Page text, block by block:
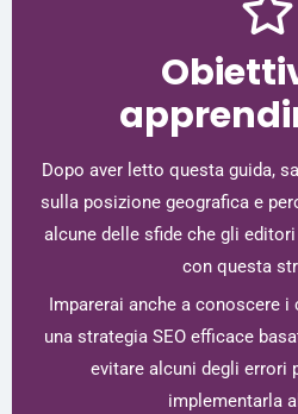
Dopo aver letto questa guida,
sulla posizione geografica e
alcune delle sfide che gli
con questa
Imparerai anche a conoscere
una strategia SEO efficace
evitare alcuni degli errori
implementarla